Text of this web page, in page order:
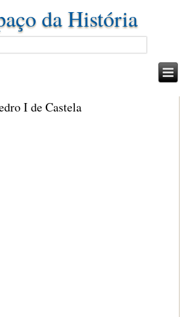
da História
I de Castela